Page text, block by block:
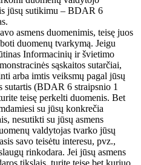
jūsų sutikimu – BDAR 6
asmens duomenimis, teisę juos
duomenų tvarkymą. Jeigu
Informacinių ir švietimo
sąskaitos sutarčiai,
arba imtis veiksmų pagal jūsų
sutartis (BDAR 6 straipsnio 1
teisę perkelti duomenis. Bet
su jūsų konkrečia
nesutikti su jūsų asmens
valdytojas tvarko jūsų
savo teisėtu interesu, pvz.,
rinkodara. Jei jūsų asmens
tikslais, turite teisę bet kuriuo